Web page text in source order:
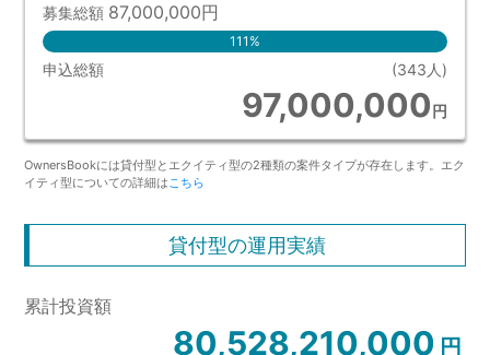
募集総額 87,000,000円
111%
申込総額 (343人)
97,000,000円
OwnersBookには貸付型とエクイティ型の2種類の案件タイプが存在します。エク
イティ型についての詳細はこちら
貸付型の運用実績
累計投資額
80,528,210,000 円